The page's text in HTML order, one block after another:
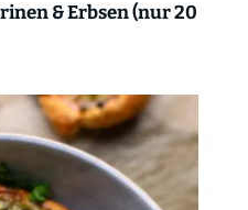
& Erbsen (nur 20